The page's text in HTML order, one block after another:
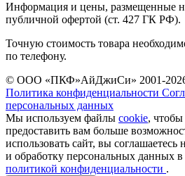
Информация и цены, размещенные
публичной офертой (ст. 427 ГК РФ).
Точную стоимость товара
по телефону.
© ООО «ПКФ»АйДжиСи» 2001-2026
Политика конфиденциальности
персональных данных
Мы используем файлы cookie, чтобы
предоставить вам больше
использовать сайт, вы соглашаетесь
и обработку персональных данных в
политикой конфиденциальности .